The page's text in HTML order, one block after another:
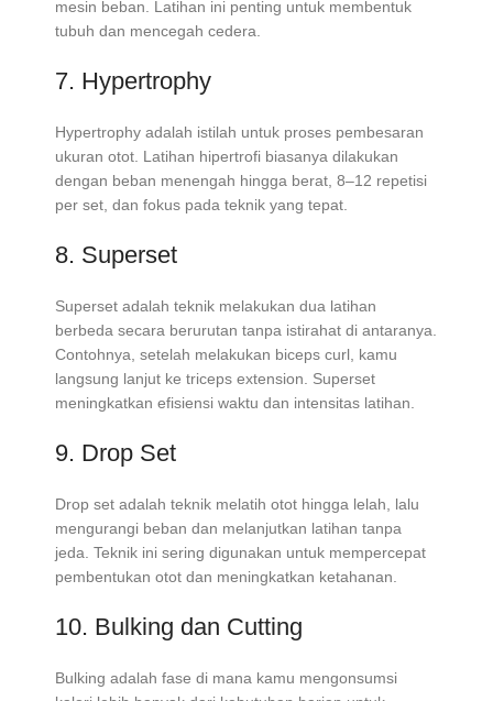
mesin beban. Latihan ini penting untuk membentuk
tubuh dan mencegah cedera.
7. Hypertrophy
Hypertrophy adalah istilah untuk proses pembesaran
ukuran otot. Latihan hipertrofi biasanya dilakukan
dengan beban menengah hingga berat, 8–12 repetisi
per set, dan fokus pada teknik yang tepat.
8. Superset
Superset adalah teknik melakukan dua latihan
berbeda secara berurutan tanpa istirahat di antaranya.
Contohnya, setelah melakukan biceps curl, kamu
langsung lanjut ke triceps extension. Superset
meningkatkan efisiensi waktu dan intensitas latihan.
9. Drop Set
Drop set adalah teknik melatih otot hingga lelah, lalu
mengurangi beban dan melanjutkan latihan tanpa
jeda. Teknik ini sering digunakan untuk mempercepat
pembentukan otot dan meningkatkan ketahanan.
10. Bulking dan Cutting
Bulking adalah fase di mana kamu mengonsumsi